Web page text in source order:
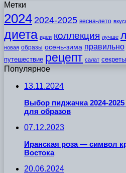
Метки
2024 2024-2025 весна-лето
диета идеи коллекция лучше
новая образы осень-зима правильно
путешествие рецепт салат секреты
Популярное
13.11.2024
Выбор пиджачка 2024-
для образов
07.12.2023
Иранская роза — символ
Востока
20.06.2024